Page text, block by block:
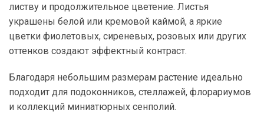
листву и продолжительное цветение. Листья
украшены белой или кремовой каймой, а яркие
цветки фиолетовых, сиреневых, розовых или других
оттенков создают эффектный контраст.
Благодаря небольшим размерам растение идеально
подходит для подоконников, стеллажей, флорариумов
и коллекций миниатюрных сенполий.